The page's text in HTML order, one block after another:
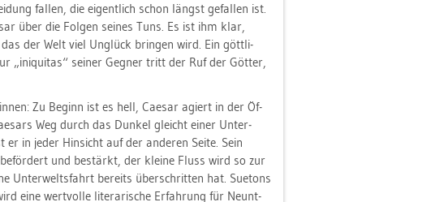
fal­len, die ei­gent­lich schon längst ge­fal­len ist.
über die Fol­gen sei­nes Tuns. Es ist ihm klar,
der Welt viel Un­glück brin­gen wird. Ein gött­li­
„ini­qui­tas“ sei­ner Geg­ner tritt der Ruf der Göt­ter,
Zu Be­ginn ist es hell, Cae­sar agiert in der Öf­
Weg durch das Dun­kel gleicht einer Un­ter­
in jeder Hin­sicht auf der an­de­ren Seite. Sein
und be­stärkt, der klei­ne Fluss wird so zur
Un­ter­welts­fahrt be­reits über­schrit­ten hat. Sue­tons
eine wert­vol­le li­te­ra­ri­sche Er­fah­rung für Neunt­